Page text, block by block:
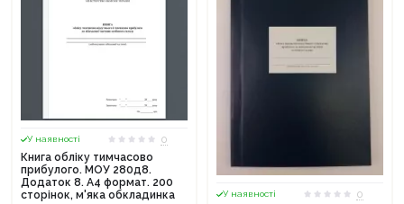
У наявності
0
Книга обліку тимчасово
прибулого. МОУ 280д8.
Додаток 8. А4 формат. 200
сторінок, м'яка обкладинка
У наявності
0